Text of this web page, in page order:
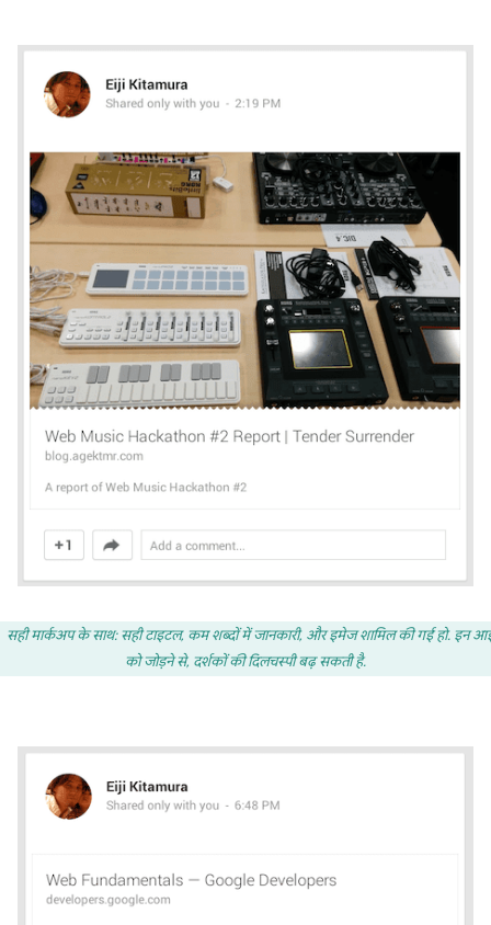
सही मार्कअप के साथ: सही टाइटल, कम शब्दों में जानकारी, और इमेज शामिल की गई हो. इन
को जोड़ने से, दर्शकों की दिलचस्पी बढ़ सकती है.